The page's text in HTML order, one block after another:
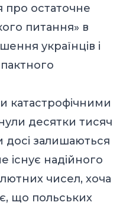
про остаточне
питання» в
українців і
катастрофічними
десятки тисяч
досі залишаються
існує надійного
чисел, хоча
що польських